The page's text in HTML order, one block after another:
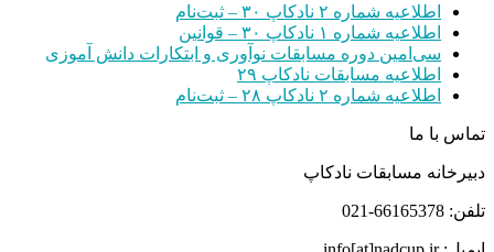
اطلاعیه شماره ۲ نادکاپ ۳۰ – ثبت‌نام
اطلاعیه شماره ۱ نادکاپ ۳۰ – قوانین
سی‌امین دوره مسابقات نوآوری و ابتکارات دانش آموزی
اطلاعیه مسابقات نادکاپ ۲۹
اطلاعیه شماره ۲ نادکاپ ۲۸ – ثبت‌نام
تماس با ما
دبیرخانه مسابقات نادکاپ
تلفن: 66165378-021